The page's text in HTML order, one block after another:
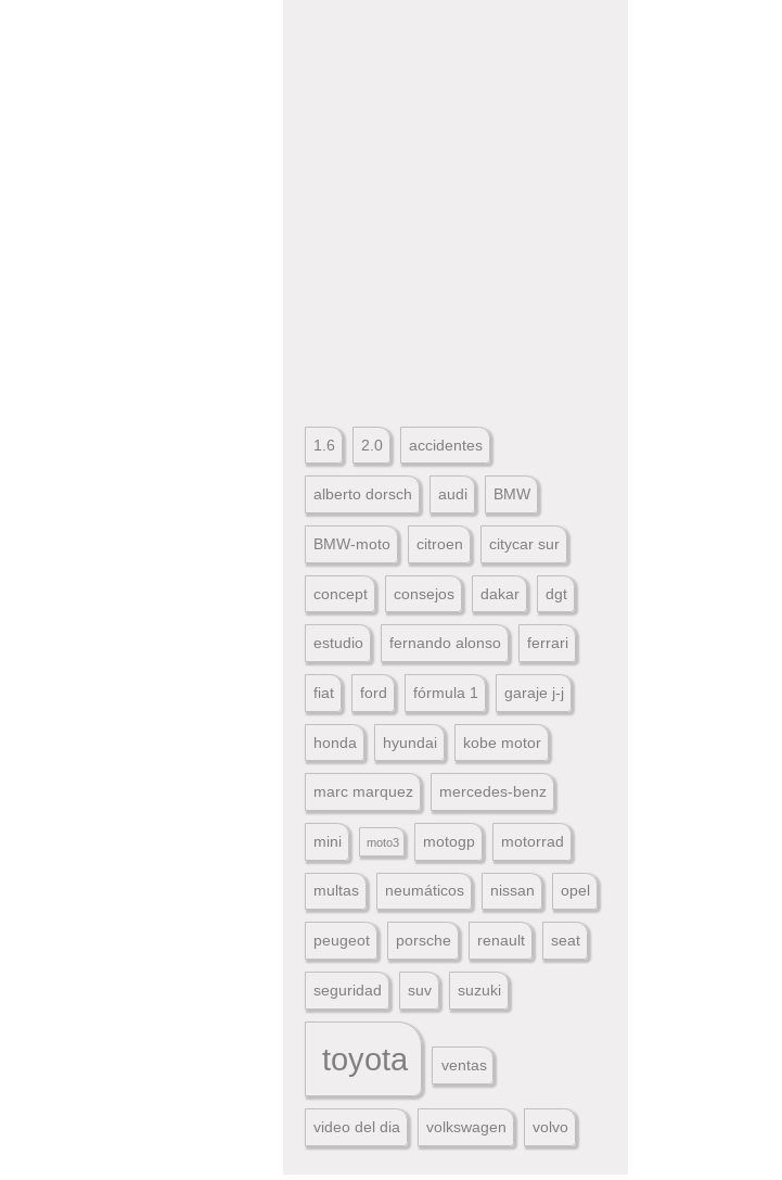
1.6 2.0 accidentes
alberto dorsch audi BMW
BMW-moto citroen citycar sur
concept consejos dakar dgt
estudio fernando alonso ferrari
fiat ford fórmula 1 garaje j-j
honda hyundai kobe motor
marc marquez mercedes-benz
mini moto3 motogp motorrad
multas neumáticos nissan opel
peugeot porsche renault seat
seguridad suv suzuki
toyota ventas
video del dia volkswagen volvo